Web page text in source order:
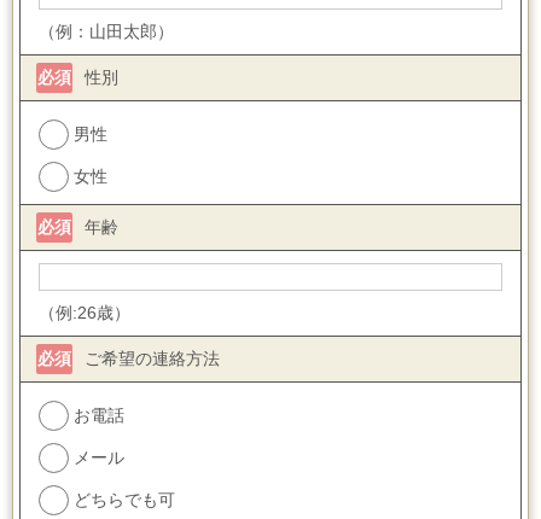
（例：山田太郎）
性別
必須
男性
女性
年齢
必須
（例:26歳）
ご希望の連絡方法
必須
お電話
メール
どちらでも可